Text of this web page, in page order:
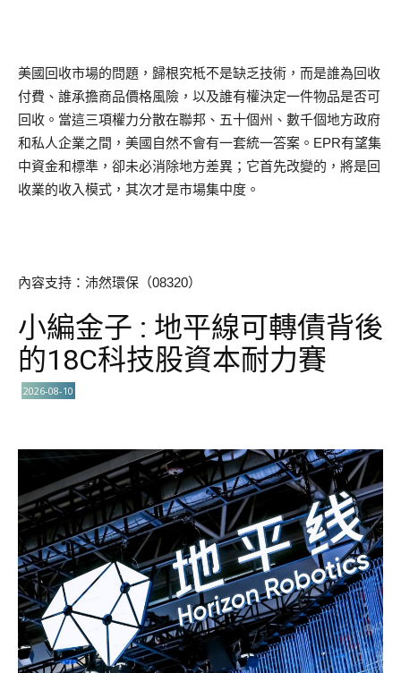
美國回收市場的問題，歸根究柢不是缺乏技術，而是誰為回收
付費、誰承擔商品價格風險，以及誰有權決定一件物品是否可
回收。當這三項權力分散在聯邦、五十個州、數千個地方政府
和私人企業之間，美國自然不會有一套統一答案。EPR有望集
中資金和標準，卻未必消除地方差異；它首先改變的，將是回
收業的收入模式，其次才是市場集中度。
內容支持：沛然環保（08320）
小編金子 : 地平線可轉債背後
的18C科技股資本耐力賽
2026-08-10